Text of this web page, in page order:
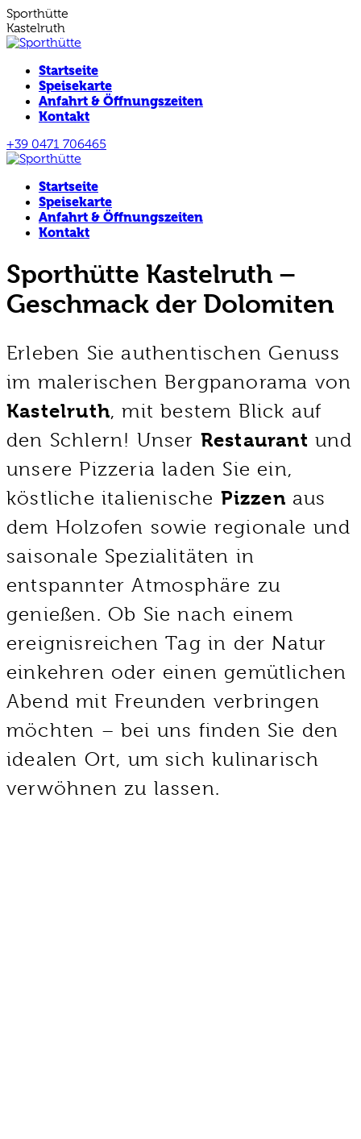
Zum
Inhalt
springen
Sporthütte
Kastelruth
Startseite
Speisekarte
Anfahrt & Öffnungszeiten
Kontakt
+39 0471 706465
E-
page
opens
new
Facebook
opens
new
window
Instagram
opens
new
window
Startseite
Speisekarte
Anfahrt & Öffnungszeiten
Kontakt
Sporthütte Kastelruth –
Geschmack der Dolomiten
Erleben Sie authentischen Genuss
im malerischen Bergpanorama von
Kastelruth, mit bestem Blick auf
den Schlern! Unser Restaurant und
unsere Pizzeria laden Sie ein,
köstliche italienische Pizzen aus
dem Holzofen sowie regionale und
saisonale Spezialitäten in
entspannter Atmosphäre zu
genießen. Ob Sie nach einem
ereignisreichen Tag in der Natur
einkehren oder einen gemütlichen
Abend mit Freunden verbringen
möchten – bei uns finden Sie den
idealen Ort, um sich kulinarisch
verwöhnen zu lassen.